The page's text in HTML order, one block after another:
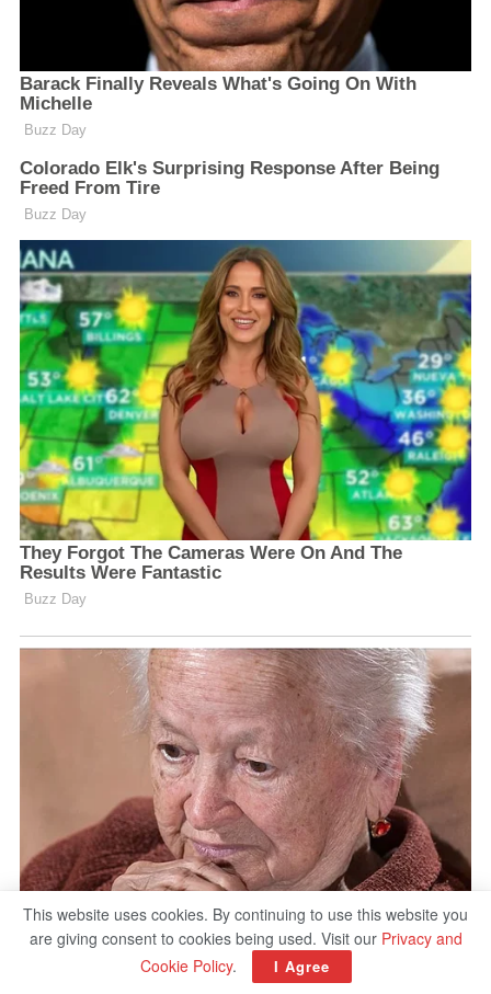
This website uses cookies. By continuing to use this website you
are giving consent to cookies being used. Visit our Privacy and
Cookie Policy. I Agree